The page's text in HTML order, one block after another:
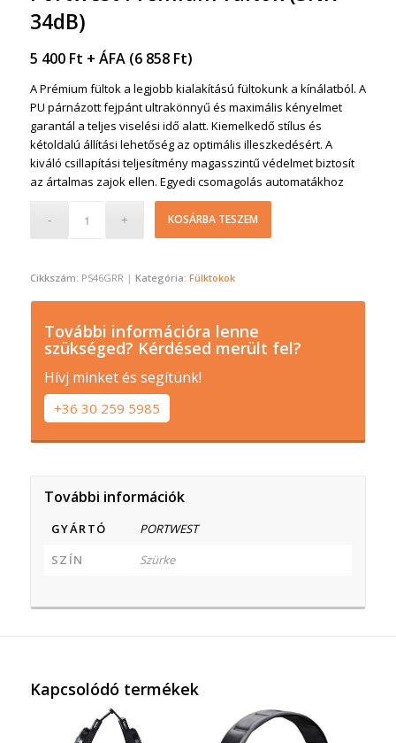
34dB)
5 400 Ft + ÁFA (6 858 Ft)
A Prémium fültok a legjobb kialakítású fültokunk a kínálatból. A
PU párnázott fejpánt ultrakönnyű és maximális kényelmet
garantál a teljes viselési idő alatt. Kiemelkedő stílus és
kétoldalú állítási lehetőség az optimális illeszkedésért. A
kiváló csillapítási teljesítmény magasszintű védelmet biztosít
az ártalmas zajok ellen. Egyedi csomagolás automatákhoz
KOSÁRBA TESZEM
Cikkszám: PS46GRR Kategória: Fülktokok
További információra lenne
szükséged? Kérdésed merült fel?
Hívj minket és segítünk!
+36 30 259 5985
További információk
GYÁRTÓ
PORTWEST
SZÍN
Szürke
Kapcsolódó termékek